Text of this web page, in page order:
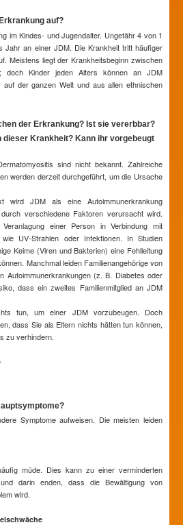
auf?
im Kindes- und Jugendalter. Ungefähr 4 von 1
Jahr an einer JDM. Die Krankheit tritt häufiger
Meistens liegt der Krankheitsbeginn zwischen
doch Kinder jeden Alters können an JDM
der ganzen Welt und aus allen ethnischen
der Erkrankung? Ist sie vererbbar?
dieser Krankheit? Kann ihr vorgebeugt
sind nicht bekannt. Zahlreiche
werden derzeit durchgeführt, um die Ursache
wird JDM als eine Autoimmunerkrankung
verschiedene Faktoren verursacht wird.
einer Person in Verbindung mit
wie UV-Strahlen oder Infektionen. In Studien
Keime (Viren und Bakterien) eine Fehlleitung
Manchmal leiden Familienangehörige von
Autoimmunerkrankungen (z. B. Diabetes oder
dass ein zweites Familienmitglied an JDM
tun, um einer JDM vorzubeugen. Doch
dass Sie als Eltern nichts hätten tun können,
zu verhindern.
Symptome aufweisen. Die meisten leiden
müde. Dies kann zu einer verminderten
darin enden, dass die Bewältigung von
wird.